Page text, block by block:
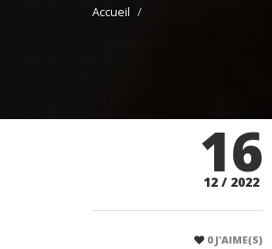
Accueil
16
12 / 2022
0J'AIME(S)